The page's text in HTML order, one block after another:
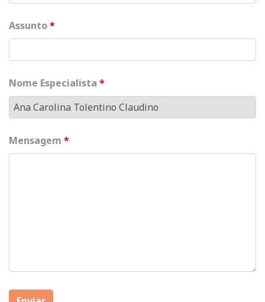
Assunto*
Nome Especialista *
Mensagem *